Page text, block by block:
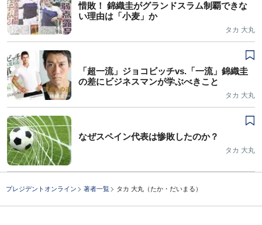
惜敗！ 錦織圭がグランドスラム制覇できな
い理由は「小麦」か
タカ 大丸
「超一流」ジョコビッチvs.「一流」錦織圭
の差にビジネスマンが学ぶべきこと
タカ 大丸
なぜスペイン代表は惨敗したのか？
タカ 大丸
プレジデントオンライン 著者一覧 タカ 大丸（たか・だいまる）